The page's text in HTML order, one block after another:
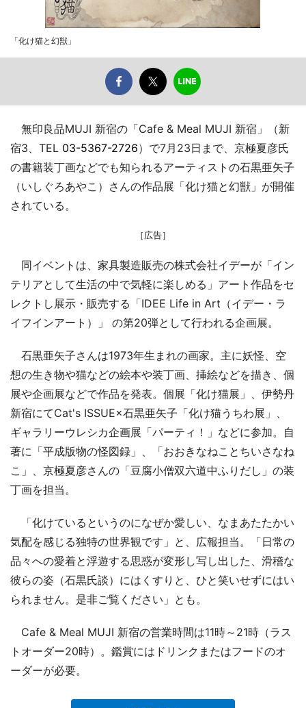
「化け猫と幻獣」
無印良品MUJI 新宿の「Cafe & Meal MUJI 新宿」（新
宿3、TEL 03-5367-2726）で7月23日まで、京極夏彦氏
の書籍装丁画などでも知られるアーティストの石黒亜矢子
（いしぐろあやこ）さんの作品展「化け猫と幻獣」が開催
されている。
［広告］
同イベントは、家具製造販売の株式会社イデーが「イン
テリアとして生活の中で気軽に楽しめる」アート作品をセ
レクトし展示・販売する「IDEE Life in Art（イデー・ラ
イフインアート）」 の第20弾として行われる企画展。
石黒亜矢子さんは1973年生まれの画家。主に妖怪、空
想の生き物や猫などの絵本や装丁画、挿絵などを描き、個
展や企画展などで作品を発表。個展「化け猫展」、伊勢丹
新宿にてCat's ISSUE×石黒亜矢子「化け猫うちわ展」、
ギャラリーウレシカ企画展「パーティ！」などに参加。自
著に「平成版物の怪図録」、「おおきなねことちいさなね
こ」、京極夏彦さんの「豆腐小僧双六道中ふりだし」の装
丁画を担当。
「化けているというのになぜか愛しい、なまあたたかい
気配を感じる独特の世界観です」と、広報担当。「日常の
品々への愛着と浮遊する思惑が変形し写し出した、滑稽な
彼らの姿（石黒氏談）にはくすりと、ひと笑いせずにはい
られません。是非ご覧ください」とも。
Cafe & Meal MUJI 新宿の営業時間は11時～21時（ラス
トオーダー20時）。鑑賞にはドリンクまたはフードのオ
ーダーが必要。